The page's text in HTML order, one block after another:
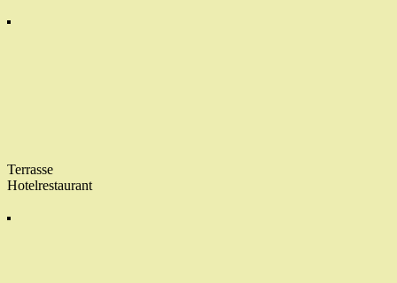
Terrasse
Hotelrestaurant